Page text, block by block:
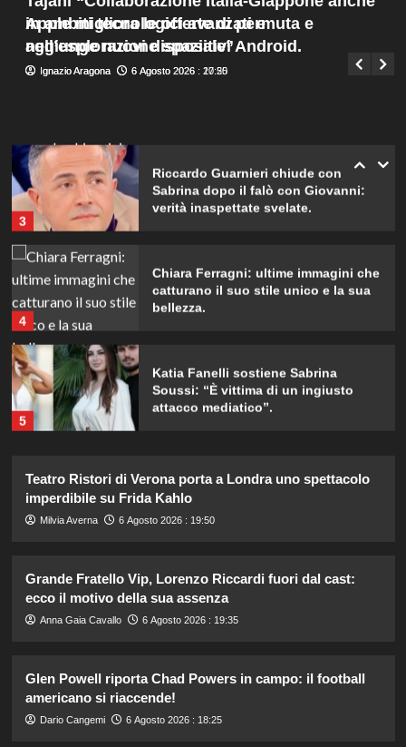
Menu
principale
Giuseppe Recca 6 Agosto 2026 : 14:10
in ambiti tecnologici avanzati e
nell’esplorazione spaziale”
Ignazio Aragona 6 Agosto 2026 : 20:25
Apple migliora le offerte di permuta e
aggiunge nuovi dispositivi Android.
Ignazio Aragona 6 Agosto 2026 : 17:50
silenzio
emozionanti in motoslitta sul
3
Riccardo Guarnieri chiude con
Sabrina dopo il falò con Giovanni:
verità inaspettate svelate.
4
Chiara Ferragni: ultime immagini che
catturano il suo stile unico e la sua
bellezza.
5
Katia Fanelli sostiene Sabrina
Soussi: “È vittima di un ingiusto
attacco mediatico”.
1
Soraya: “Ho tradito” e rompe il
silenzio
2
emozionanti in motoslitta sul
secondo ghiacciaio più grande
3
Sabrina dopo il falò con Giovanni:
verità inaspettate svelate.
Teatro Ristori di Verona porta a Londra uno spettacolo
imperdibile su Frida Kahlo
Milvia Averna 6 Agosto 2026 : 19:50
Grande Fratello Vip, Lorenzo Riccardi fuori dal cast:
ecco il motivo della sua assenza
Anna Gaia Cavallo 6 Agosto 2026 : 19:35
Glen Powell riporta Chad Powers in campo: il football
americano si riaccende!
Dario Cangemi 6 Agosto 2026 : 18:25